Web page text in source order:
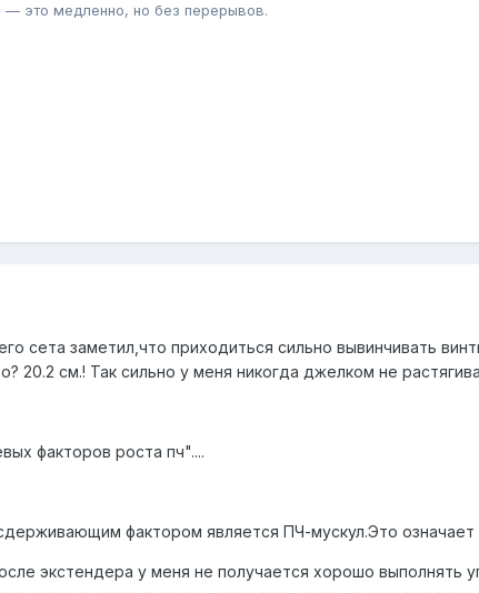
— это медленно, но без перерывов.
сета заметил,что приходиться сильно вывинчивать
20.2 см.! Так сильно у меня никогда джелком не
факторов роста пч"....
фактором является ПЧ-мускул.Это
экстендера у меня не получается хорошо выполнять